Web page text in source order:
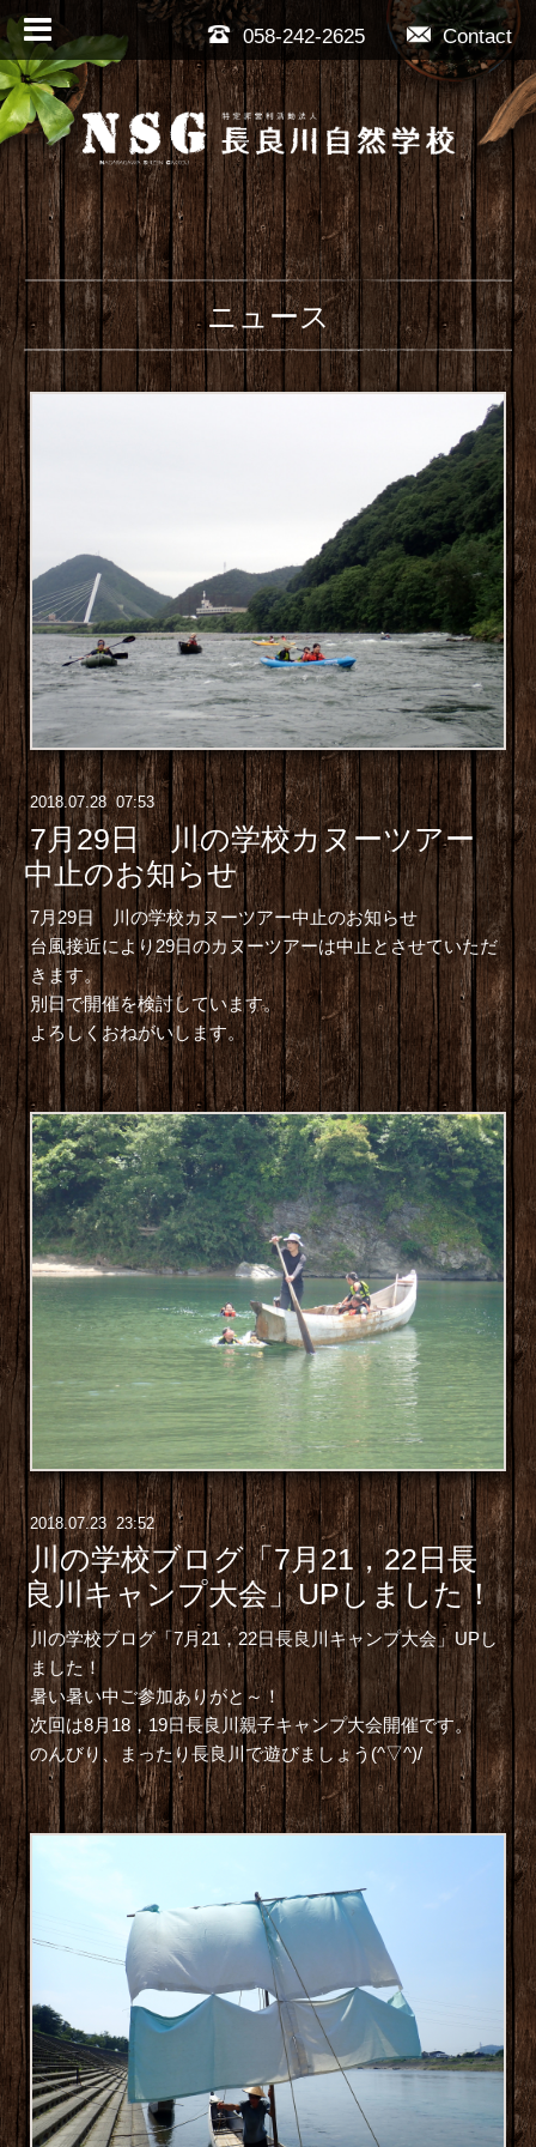
Contact
058-242-2625
ニュース
2018.07.28 07:53
7月29日 川の学校カヌーツアー
中止のお知らせ
7月29日 川の学校カヌーツアー中止のお知らせ
台風接近により29日のカヌーツアーは中止とさせていただ
きます。
別日で開催を検討しています。
よろしくおねがいします。
2018. 07.23 23:52
川の学校ブログ「7月21，22日長
良川キャンプ大会」UPしました！
川の学校ブログ「7月21，22日長良川キャンプ大会」UPし
ました！
暑い暑い中ご参加ありがと～！
次回は8月18，19日長良川親子キャンプ大会開催です。
のんびり、まったり長良川で遊びましょう(^▽^)/